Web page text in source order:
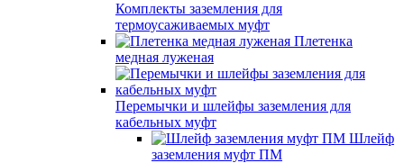
Комплекты заземления для
термоусаживаемых муфт
Плетенка
медная луженая
Перемычки и шлейфы заземления для
кабельных муфт
Шлейф
заземления муфт ПМ